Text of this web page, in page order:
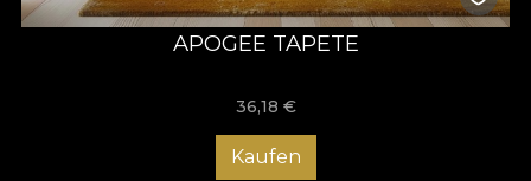
APOGEE TAPETE
36,18 €
Kaufen